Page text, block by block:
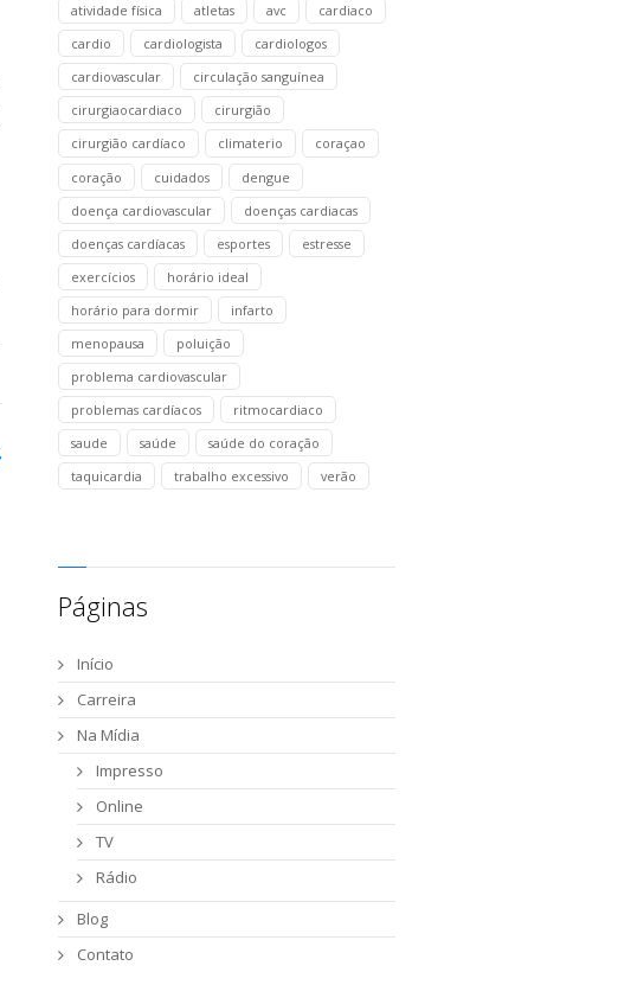
atividade física
atletas avc
cardiaco
cardio
cardiologista
cardiologos
cardiovascular
circulação sanguínea
cirurgiaocardiaco
cirurgião
cirurgião cardíaco
climaterio
coraçao
coração
cuidados
dengue
doença cardiovascular
doenças cardiacas
doenças cardíacas
esportes
estresse
exercícios
horário ideal
horário para dormir
infarto
menopausa
poluição
problema cardiovascular
problemas cardíacos
ritmocardiaco
saude
saúde
saúde do coração
taquicardia
trabalho excessivo verão
Páginas
Início
Carreira
Na Mídia
Impresso
Online
TV
Rádio
Blog
Contato